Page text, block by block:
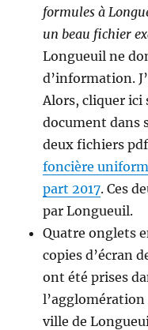
formules à
un beau fichier
Longueuil ne
d’information.
Alors, cliquer ici
document dans
deux fichiers
foncière
part 2017. Ces
par Longueuil.
Quatre onglets
copies d’écran
ont été prises
l’agglomération
ville de